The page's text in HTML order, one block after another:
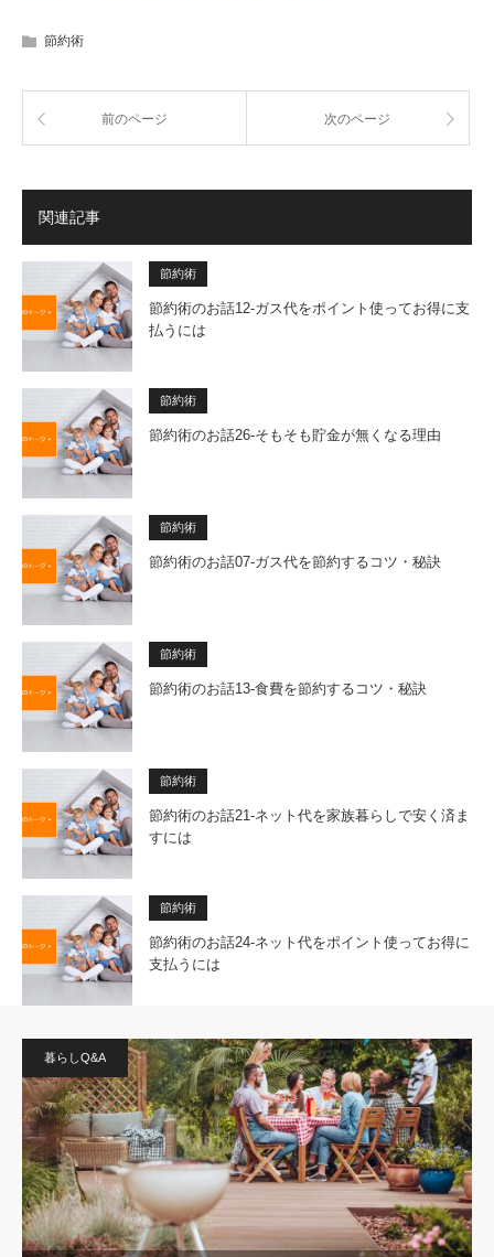
節約術
前のページ 次のページ
関連記事
節約術
節約術のお話12-ガス代をポイント使ってお得に支
払うには
節約術
節約術のお話26-そもそも貯金が無くなる理由
節約術
節約術のお話07-ガス代を節約するコツ・秘訣
節約術
節約術のお話13-食費を節約するコツ・秘訣
節約術
節約術のお話21-ネット代を家族暮らしで安く済ま
すには
節約術
節約術のお話24-ネット代をポイント使ってお得に
支払うには
暮らしQ&A